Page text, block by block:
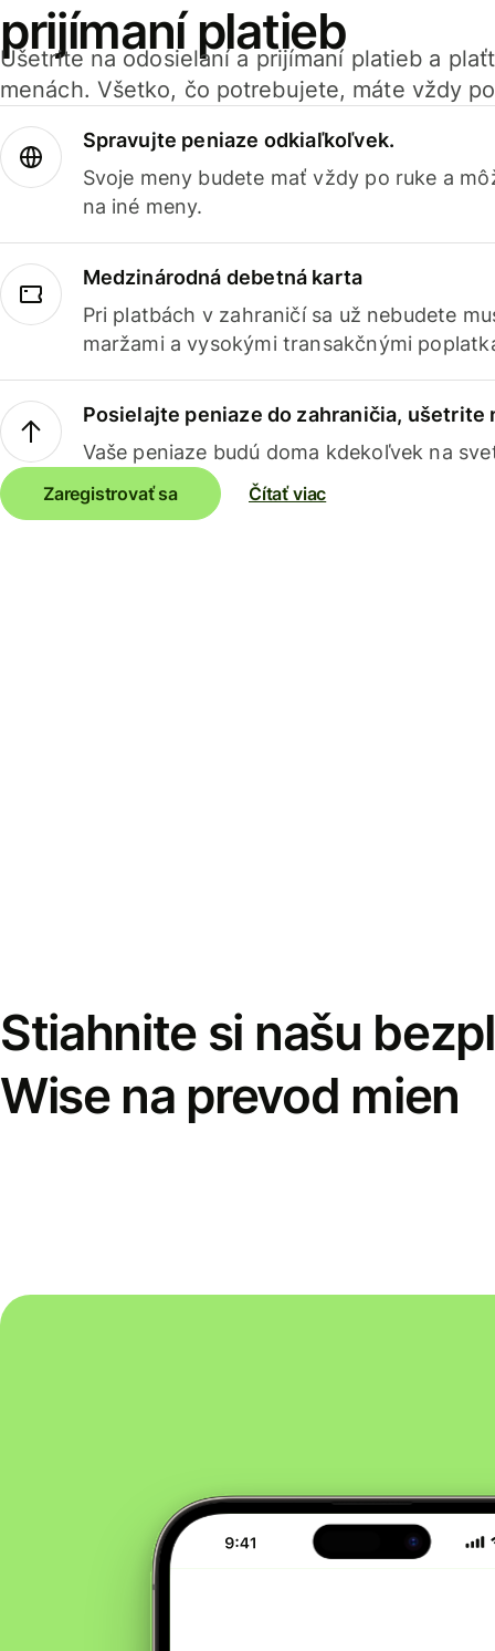
prijímaní platieb
Ušetrite na odosielaní a prijímaní platieb a
menách. Všetko, čo potrebujete, máte vždy
Spravujte peniaze odkiaľkoľvek.
Svoje meny budete mať vždy po ruke a
na iné meny.
Medzinárodná debetná karta
Pri platbách v zahraničí sa už nebudete
maržami a vysokými transakčnými
Posielajte peniaze do zahraničia, ušetrite
Vaše peniaze budú doma kdekoľvek na
Zaregistrovať sa Čítať viac
Stiahnite si našu
Wise na prevod mien